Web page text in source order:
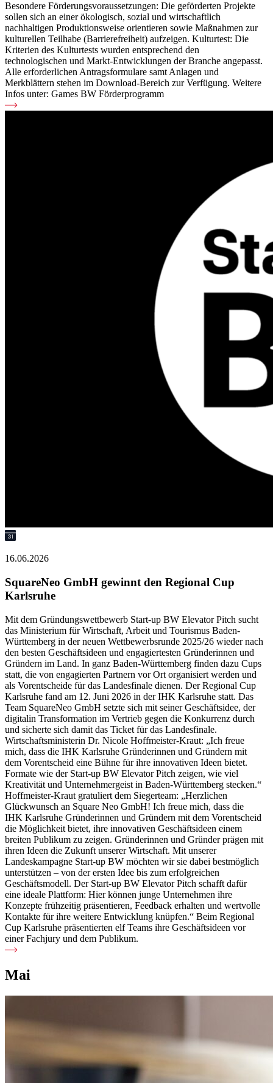
Besondere Förderungsvoraussetzungen: Die geförderten Projekte
sollen sich an einer ökologisch, sozial und wirtschaftlich
nachhaltigen Produktionsweise orientieren sowie Maßnahmen zur
kulturellen Teilhabe (Barrierefreiheit) aufzeigen. Kulturtest: Die
Kriterien des Kulturtests wurden entsprechend den
technologischen und Markt-Entwicklungen der Branche angepasst.
Alle erforderlichen Antragsformulare samt Anlagen und
Merkblättern stehen im Download-Bereich zur Verfügung. Weitere
Infos unter: Games BW Förderprogramm
16.06.2026
SquareNeo GmbH gewinnt den Regional Cup
Karlsruhe
Mit dem Gründungswettbewerb Start-up BW Elevator Pitch sucht
das Ministerium für Wirtschaft, Arbeit und Tourismus Baden-
Württemberg in der neuen Wettbewerbsrunde 2025/26 wieder nach
den besten Geschäftsideen und engagiertesten Gründerinnen und
Gründern im Land. In ganz Baden-Württemberg finden dazu Cups
statt, die von engagierten Partnern vor Ort organisiert werden und
als Vorentscheide für das Landesfinale dienen. Der Regional Cup
Karlsruhe fand am 12. Juni 2026 in der IHK Karlsruhe statt. Das
Team SquareNeo GmbH setzte sich mit seiner Geschäftsidee, der
digitalin Transformation im Vertrieb gegen die Konkurrenz durch
und sicherte sich damit das Ticket für das Landesfinale.
Wirtschaftsministerin Dr. Nicole Hoffmeister-Kraut: „Ich freue
mich, dass die IHK Karlsruhe Gründerinnen und Gründern mit
dem Vorentscheid eine Bühne für ihre innovativen Ideen bietet.
Formate wie der Start-up BW Elevator Pitch zeigen, wie viel
Kreativität und Unternehmergeist in Baden-Württemberg stecken.“
Hoffmeister-Kraut gratuliert dem Siegerteam: „Herzlichen
Glückwunsch an Square Neo GmbH! Ich freue mich, dass die
IHK Karlsruhe Gründerinnen und Gründern mit dem Vorentscheid
die Möglichkeit bietet, ihre innovativen Geschäftsideen einem
breiten Publikum zu zeigen. Gründerinnen und Gründer prägen mit
ihren Ideen die Zukunft unserer Wirtschaft. Mit unserer
Landeskampagne Start-up BW möchten wir sie dabei bestmöglich
unterstützen – von der ersten Idee bis zum erfolgreichen
Geschäftsmodell. Der Start-up BW Elevator Pitch schafft dafür
eine ideale Plattform: Hier können junge Unternehmen ihre
Konzepte frühzeitig präsentieren, Feedback erhalten und wertvolle
Kontakte für ihre weitere Entwicklung knüpfen.“ Beim Regional
Cup Karlsruhe präsentierten elf Teams ihre Geschäftsideen vor
einer Fachjury und dem Publikum.
Mai